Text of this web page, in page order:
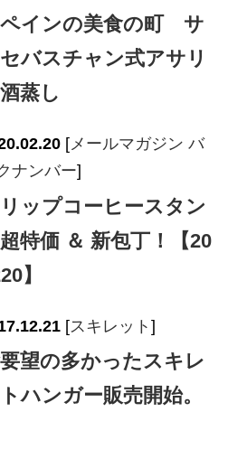
インの美食の町 サ
バスチャン式アサリ
蒸し
[メールマガジン バ
ナンバー]
リップコーヒースタン
超特価 ＆ 新包丁！【20
】
[スキレット]
望の多かったスキレ
ハンガー販売開始。